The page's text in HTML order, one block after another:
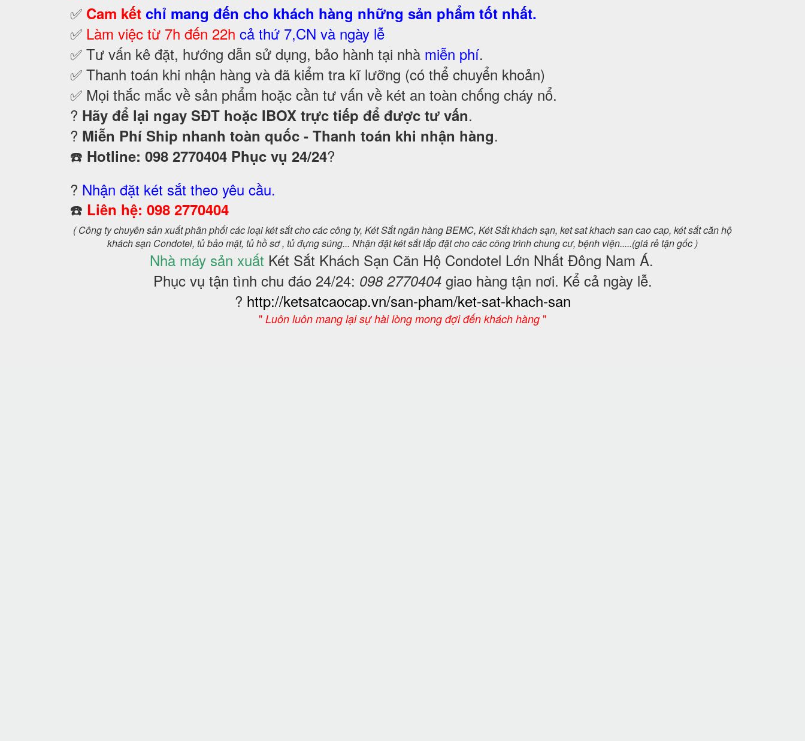
✅ Cam kết chỉ mang đến cho khách hàng những sản phẩm tốt nhất.
✅ Làm việc từ 7h đến 22h cả thứ 7,CN và ngày lễ
✅ Tư vấn kê đặt, hướng dẫn sử dụng, bảo hành tại nhà miễn phí.
✅ Thanh toán khi nhận hàng và đã kiểm tra kĩ lưỡng (có thể chuyển khoản)
✅ Mọi thắc mắc về sản phẩm hoặc cần tư vấn về két an toàn chống cháy nổ.
? Hãy để lại ngay SĐT hoặc IBOX trực tiếp để được tư vấn.
? Miễn Phí Ship nhanh toàn quốc - Thanh toán khi nhận hàng.
☎️ Hotline: 098 2770404 Phục vụ 24/24?
? Nhận đặt két sắt theo yêu cầu.
☎️ Liên hệ: 098 2770404
( Công ty chuyên sản xuất phân phối các loại két sắt cho các công ty, Két Sắt ngân hàng BEMC, Két Sắt khách sạn, ket sat khach san cao cap, két sắt căn hộ
khách sạn Condotel, tủ bảo mật, tủ hồ sơ , tủ đựng súng... Nhận đặt két sắt lắp đặt cho các công trình chung cư, bệnh viện.....(giá rẻ tận gốc )
Nhà máy sản xuất Két Sắt Khách Sạn Căn Hộ Condotel Lớn Nhất Đông Nam Á.
Phục vụ tận tình chu đáo 24/24: 098 2770404giao hàng tận nơi. Kể cả ngày lễ.
? http://ketsatcaocap.vn/san-pham/ket-sat-khach-san
" Luôn luôn mang lại sự hài lòng mong đợi đến khách hàng "